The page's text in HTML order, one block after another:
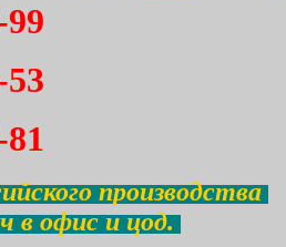
производства
в офис и цод.